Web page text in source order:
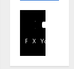
Facebook
X YouTube